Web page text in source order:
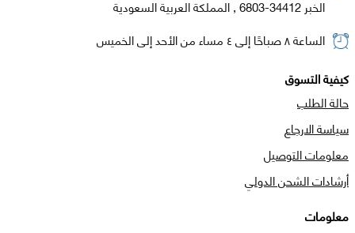
الخبر 34412-6803 , المملكة العربية السعودية
الساعة ٨ صباحًا إلى ٤ مساء من الأحد إلى الخميس
كيفية التسوق
حالة الطلب
سياسة الارجاع
معلومات التوصيل
أرشادات الشحن الدولي
معلومات